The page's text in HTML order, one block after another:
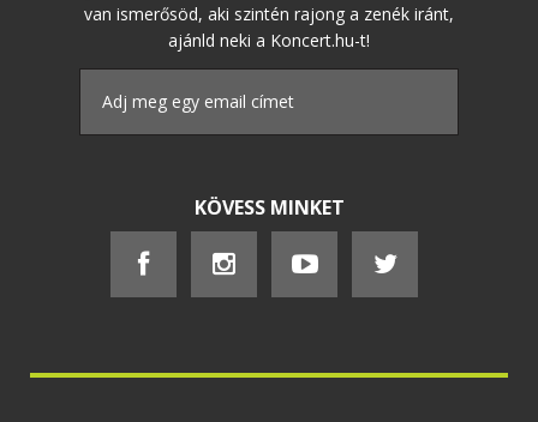
van ismerősöd, aki szintén rajong a zenék iránt,
ajánld neki a Koncert.hu-t!
KÖVESS MINKET